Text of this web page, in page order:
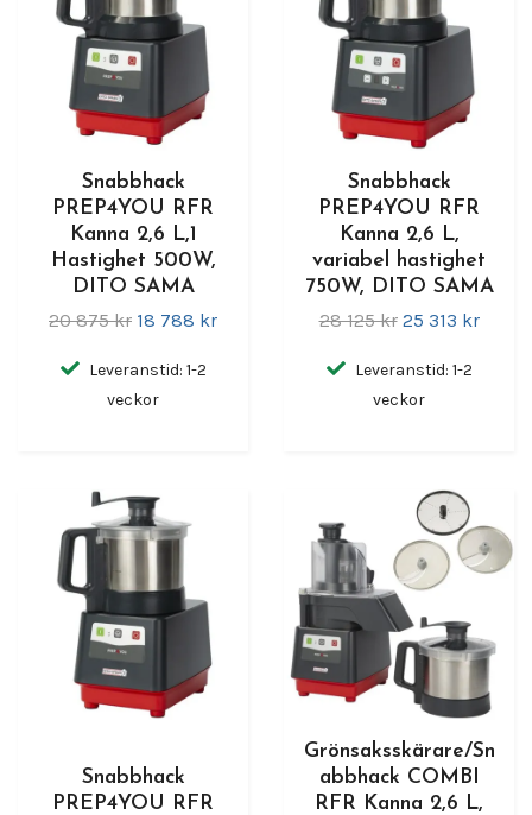
Snabbhack
PREP4YOU RFR
Kanna 2,6 L,1
Hastighet 500W,
DITO SAMA
20 875 kr 18 788 kr
Leveranstid: 1-2
veckor
Snabbhack
PREP4YOU RFR
Kanna 2,6 L,
variabel hastighet
750W, DITO SAMA
28 125 kr 25 313 kr
Leveranstid: 1-2
veckor
Snabbhack
PREP4YOU RFR
Grönsaksskärare/Sn
abbhack COMBI
RFR Kanna 2,6 L,